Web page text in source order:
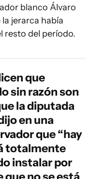
blanco Álvaro
jerarca había
resto del período.
que
sin razón son
la diputada
en una
que “hay
totalmente
instalar por